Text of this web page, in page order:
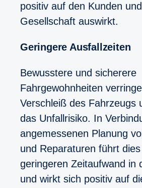
positiv auf den Kunden
Gesellschaft auswirkt.
Geringere Ausfallzeiten
Bewusstere und sicherere
Fahrgewohnheiten
Verschleiß des Fahrzeugs
das Unfallrisiko. In
angemessenen Planung
und Reparaturen führt
geringeren Zeitaufwand in
und wirkt sich positiv auf